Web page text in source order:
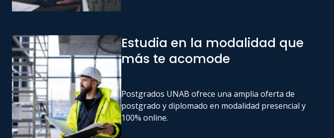
Estudia en la modalidad que
más te acomode
Postgrados UNAB ofrece una amplia oferta de
postgrado y diplomado en modalidad presencial y
100% online.